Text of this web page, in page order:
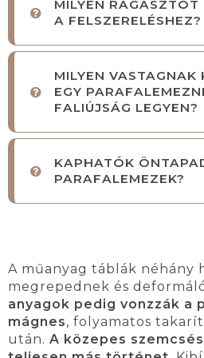
MILYEN
A FELSZERELÉSHEZ?
MILYEN VASTAGNAK
EGY
FALIÚJSÁG LEGYEN?
KAPHATÓK
PARAFALEMEZEK?
A műanyag táblák néhány
megrepednek és
anyagok pedig vonzzák a
mágnes, folyamatos
után. A közepes